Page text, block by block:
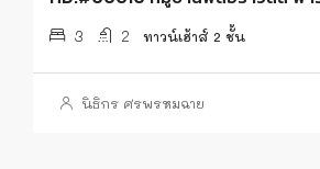
3 2 ทาวน์เฮ้าส์ 2 ชั้น
นิธิกร ศรพรหมฉาย